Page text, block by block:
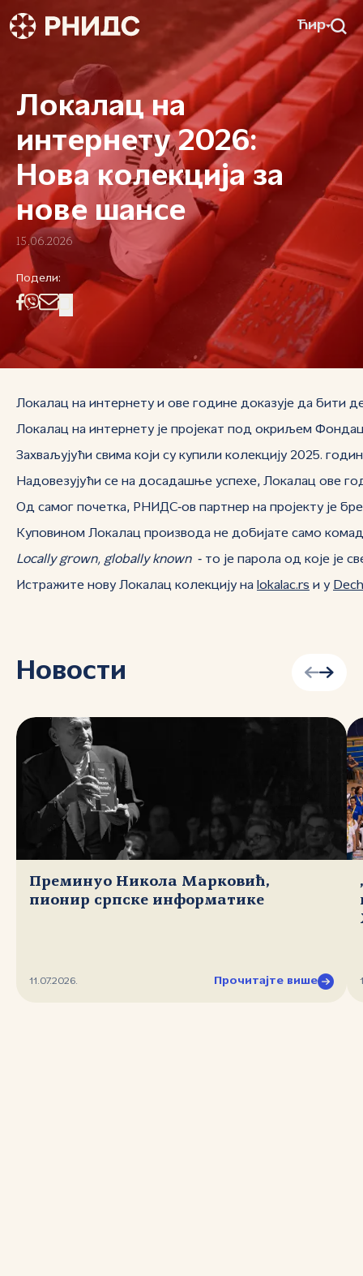
Ћир
Локалац на
интернету 2026:
Нова колекција за
нове шансе
15.06.2026
Подели:
Локалац на интернету и ове године доказује да бити
Локалац на интернету је пројекат под окриљем
Захваљујући свима који су купили колекцију 2025.
Надовезујући се на досадашње успехе, Локалац ове
Од самог почетка, РНИДС‑ов партнер на пројекту је
Куповином Локалац производа не добијате само
Locally grown, globally known‑ то је парола од које је
Истражите нову Локалац колекцију на lokalac.rs и у
Новости
Преминуо Никола Марковић,
пионир српске информатике
11.07.2026. Прочитајте више